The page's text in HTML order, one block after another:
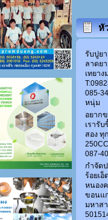
หั
รับปูย
ลาดย
เทยาง
085-
หนุ่ม
อยาก
เรารั
สอง ทุ
087-
กำจัด
ร้อยเอ็
หนอง
ขอนแ
มหาส